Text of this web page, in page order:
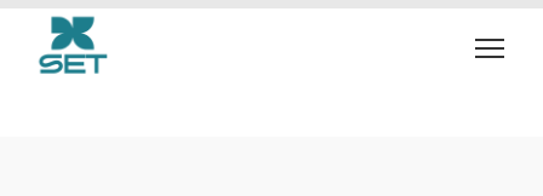
Art & Craft Cafe